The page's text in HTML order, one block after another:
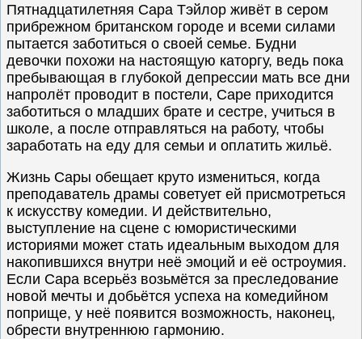
Пятнадцатилетняя Сара Тэйлор живёт в сером
прибрежном британском городе и всеми силами
пытается заботиться о своей семье. Будни
девочки похожи на настоящую каторгу, ведь пока
пребывающая в глубокой депрессии мать все дни
напролёт проводит в постели, Саре приходится
заботиться о младших брате и сестре, учиться в
школе, а после отправляться на работу, чтобы
заработать на еду для семьи и оплатить жильё.
Жизнь Сары обещает круто измениться, когда
преподаватель драмы советует ей присмотреться
к искусству комедии. И действительно,
выступление на сцене с юмористическими
историями может стать идеальным выходом для
накопившихся внутри неё эмоций и её остроумия.
Если Сара всерьёз возьмётся за преследование
новой мечты и добьётся успеха на комедийном
поприще, у неё появится возможность, наконец,
обрести внутреннюю гармонию.